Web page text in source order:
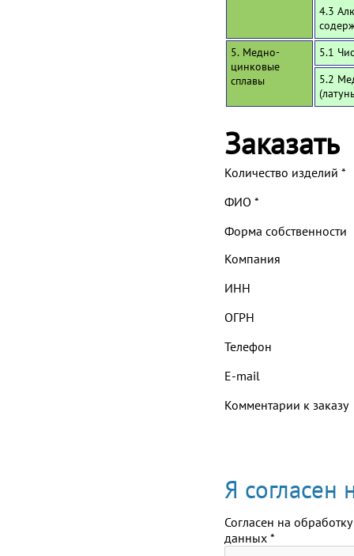
4.3
5. Медно-
цинковые
сплавы
5.1
5.2
Заказать
Количество изделий *
ФИО *
Форма собственности
Компания
ИНН
ОГРН
Телефон
E-mail
Комментарии к заказу
Я согласен
Согласен на обработку
данных *